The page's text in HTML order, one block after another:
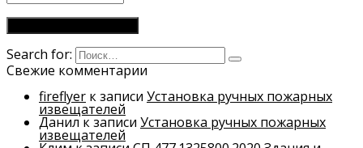
Search for:
Свежие комментарии
fireflyer к записи Установка ручных пожарных
извещателей
Данилк записи Установка ручных пожарных
извещателей